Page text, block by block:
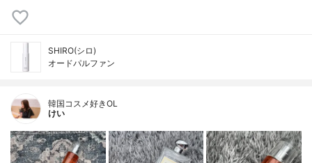
SHIRO(シロ)
オードパルファン
韓国コスメ好きOL
けい